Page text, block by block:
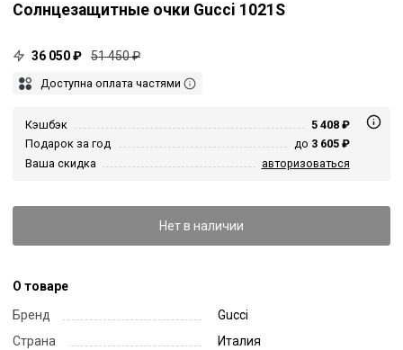
Солнцезащитные очки Gucci 1021S
36 050 ₽ 51 450 ₽
Доступна оплата частями
Кэшбэк
5 408 ₽
Подарок за год
до 3 605 ₽
Ваша скидка
авторизоваться
Нет в наличии
О товаре
Бренд
Gucci
Страна
Италия